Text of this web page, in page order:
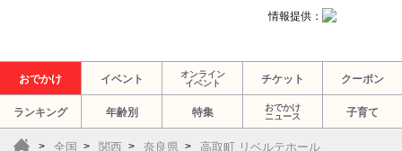
情報提供：
おでかけ イベント
オンライン
イベント
チケット クーポン
ランキング 年齢別 特集
おでかけ
ニュース
子育て
全国 関西 奈良県 高取町 リベルテホール